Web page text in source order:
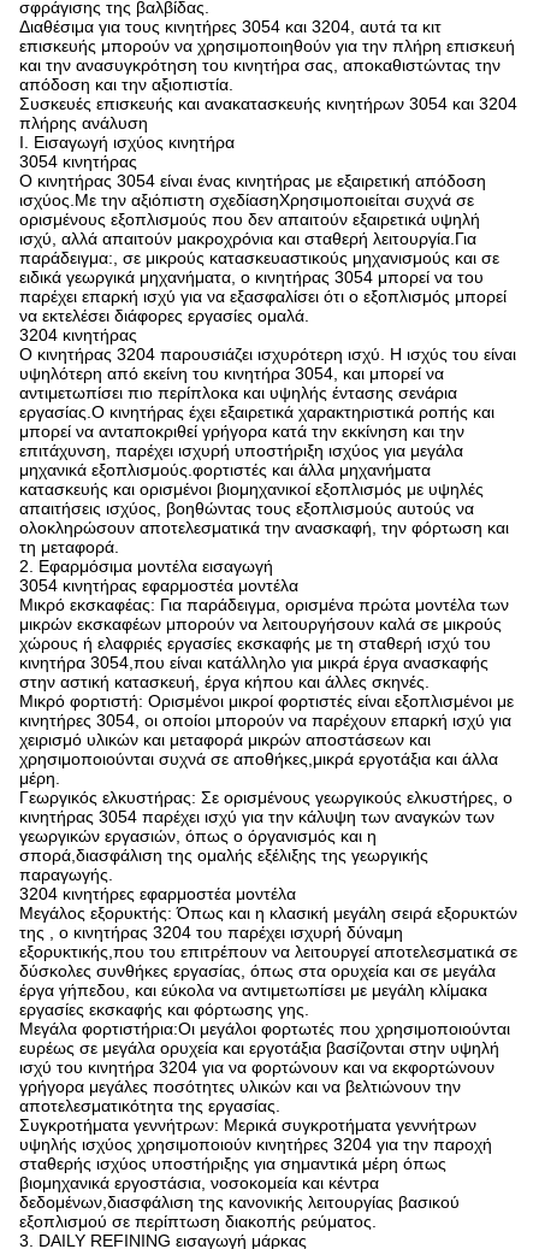
σφράγισης της βαλβίδας.
Διαθέσιμα για τους κινητήρες 3054 και 3204, αυτά τα κιτ
επισκευής μπορούν να χρησιμοποιηθούν για την πλήρη επισκευή
και την ανασυγκρότηση του κινητήρα σας, αποκαθιστώντας την
απόδοση και την αξιοπιστία.
Συσκευές επισκευής και ανακατασκευής κινητήρων 3054 και 3204
πλήρης ανάλυση
Ι. Εισαγωγή ισχύος κινητήρα
3054 κινητήρας
Ο κινητήρας 3054 είναι ένας κινητήρας με εξαιρετική απόδοση
ισχύος.Με την αξιόπιστη σχεδίασηΧρησιμοποιείται συχνά σε
ορισμένους εξοπλισμούς που δεν απαιτούν εξαιρετικά υψηλή
ισχύ, αλλά απαιτούν μακροχρόνια και σταθερή λειτουργία.Για
παράδειγμα:, σε μικρούς κατασκευαστικούς μηχανισμούς και σε
ειδικά γεωργικά μηχανήματα, ο κινητήρας 3054 μπορεί να του
παρέχει επαρκή ισχύ για να εξασφαλίσει ότι ο εξοπλισμός μπορεί
να εκτελέσει διάφορες εργασίες ομαλά.
3204 κινητήρας
Ο κινητήρας 3204 παρουσιάζει ισχυρότερη ισχύ. Η ισχύς του είναι
υψηλότερη από εκείνη του κινητήρα 3054, και μπορεί να
αντιμετωπίσει πιο περίπλοκα και υψηλής έντασης σενάρια
εργασίας.Ο κινητήρας έχει εξαιρετικά χαρακτηριστικά ροπής και
μπορεί να ανταποκριθεί γρήγορα κατά την εκκίνηση και την
επιτάχυνση, παρέχει ισχυρή υποστήριξη ισχύος για μεγάλα
μηχανικά εξοπλισμούς.φορτιστές και άλλα μηχανήματα
κατασκευής και ορισμένοι βιομηχανικοί εξοπλισμός με υψηλές
απαιτήσεις ισχύος, βοηθώντας τους εξοπλισμούς αυτούς να
ολοκληρώσουν αποτελεσματικά την ανασκαφή, την φόρτωση και
τη μεταφορά.
2. Εφαρμόσιμα μοντέλα εισαγωγή
3054 κινητήρας εφαρμοστέα μοντέλα
Μικρό εκσκαφέας: Για παράδειγμα, ορισμένα πρώτα μοντέλα των
μικρών εκσκαφέων μπορούν να λειτουργήσουν καλά σε μικρούς
χώρους ή ελαφριές εργασίες εκσκαφής με τη σταθερή ισχύ του
κινητήρα 3054,που είναι κατάλληλο για μικρά έργα ανασκαφής
στην αστική κατασκευή, έργα κήπου και άλλες σκηνές.
Μικρό φορτιστή: Ορισμένοι μικροί φορτιστές είναι εξοπλισμένοι με
κινητήρες 3054, οι οποίοι μπορούν να παρέχουν επαρκή ισχύ για
χειρισμό υλικών και μεταφορά μικρών αποστάσεων και
χρησιμοποιούνται συχνά σε αποθήκες,μικρά εργοτάξια και άλλα
μέρη.
Γεωργικός ελκυστήρας: Σε ορισμένους γεωργικούς ελκυστήρες, ο
κινητήρας 3054 παρέχει ισχύ για την κάλυψη των αναγκών των
γεωργικών εργασιών, όπως ο όργανισμός και η
σπορά,διασφάλιση της ομαλής εξέλιξης της γεωργικής
παραγωγής.
3204 κινητήρες εφαρμοστέα μοντέλα
Μεγάλος εξορυκτής: Όπως και η κλασική μεγάλη σειρά εξορυκτών
της , ο κινητήρας 3204 του παρέχει ισχυρή δύναμη
εξορυκτικής,που του επιτρέπουν να λειτουργεί αποτελεσματικά σε
δύσκολες συνθήκες εργασίας, όπως στα ορυχεία και σε μεγάλα
έργα γήπεδου, και εύκολα να αντιμετωπίσει με μεγάλη κλίμακα
εργασίες εκσκαφής και φόρτωσης γης.
Μεγάλα φορτιστήρια:Οι μεγάλοι φορτωτές που χρησιμοποιούνται
ευρέως σε μεγάλα ορυχεία και εργοτάξια βασίζονται στην υψηλή
ισχύ του κινητήρα 3204 για να φορτώνουν και να εκφορτώνουν
γρήγορα μεγάλες ποσότητες υλικών και να βελτιώνουν την
αποτελεσματικότητα της εργασίας.
Συγκροτήματα γεννήτρων: Μερικά συγκροτήματα γεννήτρων
υψηλής ισχύος χρησιμοποιούν κινητήρες 3204 για την παροχή
σταθερής ισχύος υποστήριξης για σημαντικά μέρη όπως
βιομηχανικά εργοστάσια, νοσοκομεία και κέντρα
δεδομένων,διασφάλιση της κανονικής λειτουργίας βασικού
εξοπλισμού σε περίπτωση διακοπής ρεύματος.
3. DAILY REFINING εισαγωγή μάρκας